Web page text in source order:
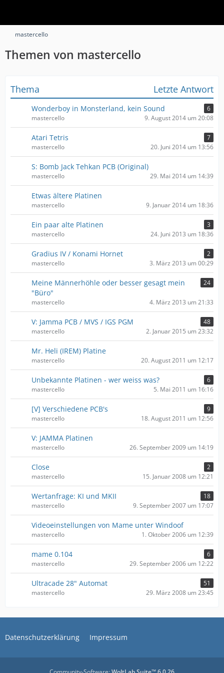
mastercello
Themen von mastercello
Thema Letzte Antwort
Wonderboy in Monsterland, kein Sound
6
mastercello
9. August 2014 um 20:08
Atari Tetris
7
mastercello
20. Juni 2014 um 13:56
S: Bomb Jack Tehkan PCB (Original)
mastercello 29. Mai 2014 um 14:39
Etwas ältere Platinen
mastercello 9. Januar 2014 um 18:36
Ein paar alte Platinen
3
mastercello
24. Juni 2013 um 18:36
Gradius IV / Konami Hornet
2
mastercello
3. März 2013 um 00:29
Meine Männerhöhle oder besser gesagt mein
"Büro"
24
mastercello 4. März 2013 um 21:33
V: Jamma PCB / MVS / IGS PGM
48
mastercello
2. Januar 2015 um 23:32
Mr. Heli (IREM) Platine
mastercello 20. August 2011 um 12:17
Unbekannte Platinen - wer weiss was?
6
mastercello
5. Mai 2011 um 16:16
[V] Verschiedene PCB's
9
mastercello
18. August 2011 um 12:56
V: JAMMA Platinen
mastercello 26. September 2009 um 14:19
Close
2
mastercello
15. Januar 2008 um 12:21
Wertanfrage: KI und MKII
18
mastercello
9. September 2007 um 17:07
Videoeinstellungen von Mame unter Windoof
mastercello 1. Oktober 2006 um 12:39
mame 0.104
6
mastercello
29. September 2006 um 12:22
Ultracade 28" Automat
51
mastercello
29. März 2008 um 23:45
Datenschutzerklärung Impressum